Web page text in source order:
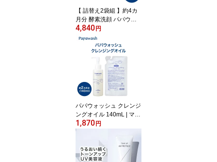
【 詰替え2袋組 】約4カ
月分 酵素洗顔 パパウォ
ッシュ ベーシック 詰め
替え (さっぱりタイプ) ｜
ESS papawash 酵素 酵
素洗顔パウダー 毛穴 黒
ずみ 角質 肌荒れ 酵素洗
顔料 毛穴汚れ 角栓 泡洗
顔 パパイン酵素 敏感肌
乾燥肌 ボトル
4,840円
パパウォッシュ クレンジ
ングオイル 140mL | マツ
エク可 マツエクOK マツ
エク クレンジング 洗顔
オイル 化粧品 毛穴 オイ
ルクレンジング メイク落
とし スキンケア コスメ
1,870円